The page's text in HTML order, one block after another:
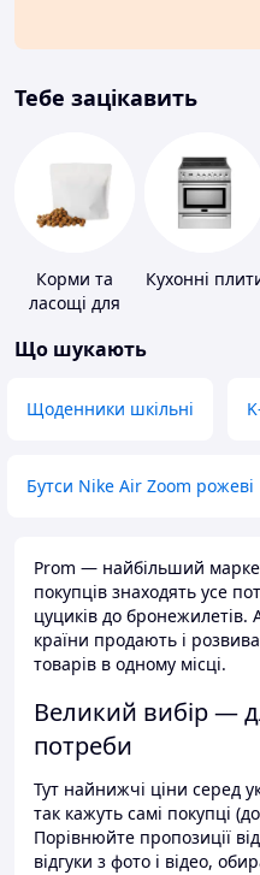
Тебе зацікавить
Корми та
ласощі для
тварин і
Кухонні
Що шукають
Щоденники шкільні
Бутси Nike Air Zoom рожеві
Prom — найбільший
покупців знаходять усе
цуциків до бронежилетів.
країни продають і
товарів в одному місці.
Великий вибір —
потреби
Тут найнижчі ціни серед
так кажуть самі покупці
Порівнюйте пропозиції
відгуки з фото і відео,